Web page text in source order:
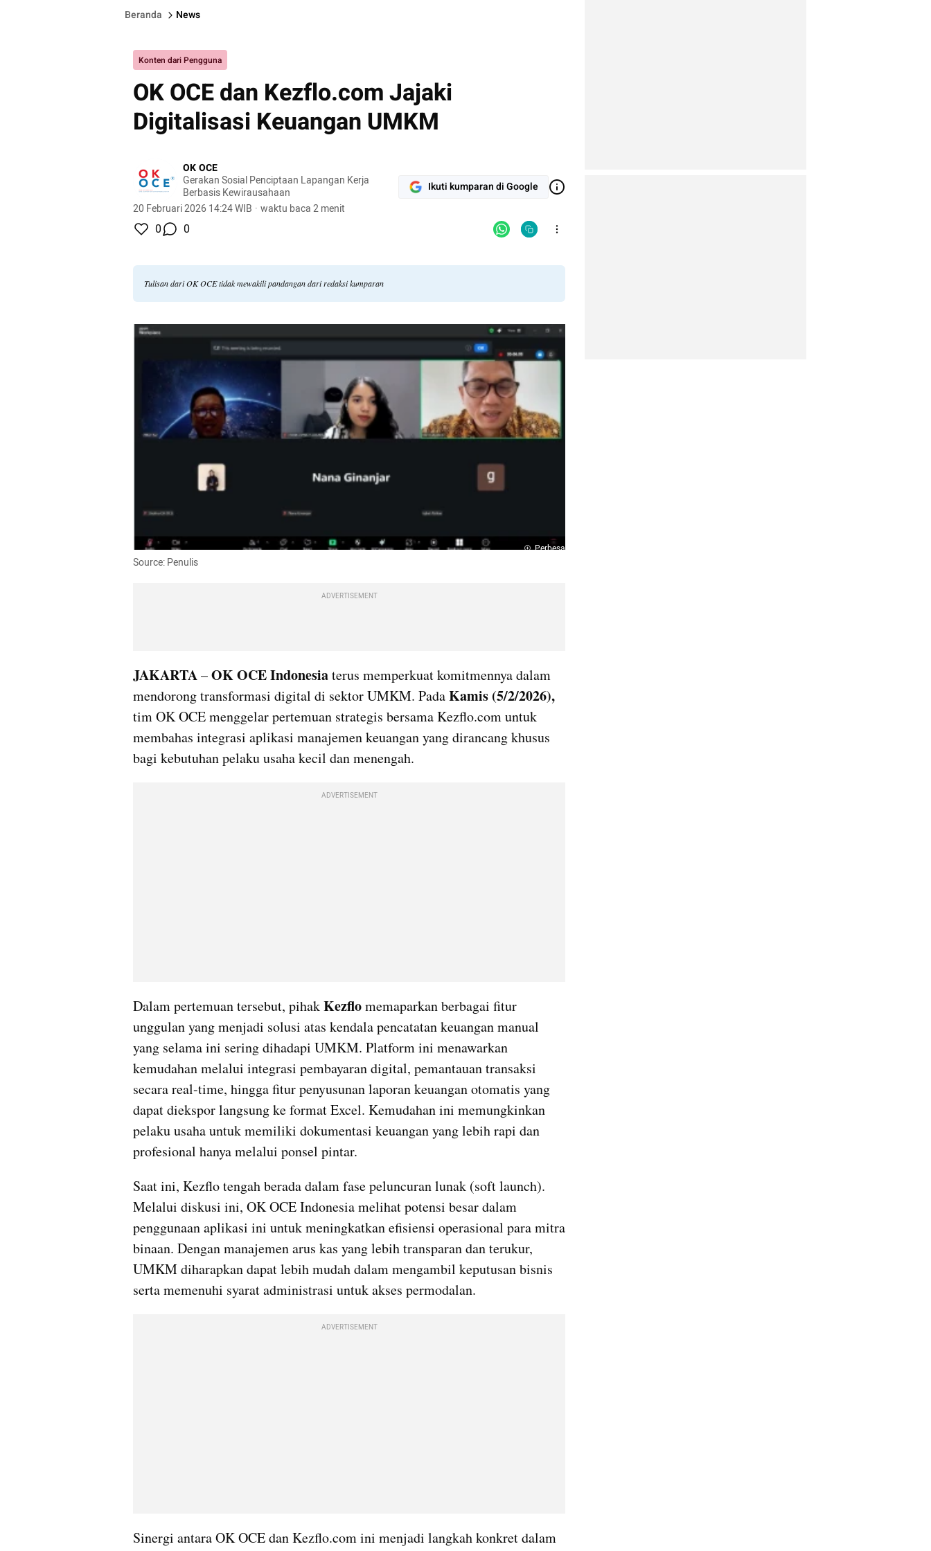
Beranda News
Konten dari Pengguna
OK OCE dan Kezflo.com Jajaki
Digitalisasi Keuangan UMKM
OK OCE
Gerakan Sosial Penciptaan Lapangan Kerja
Berbasis Kewirausahaan
20 Februari 2026 14:24 WIB · waktu baca 2 menit
Ikuti kumparan di Google
0 0
Tulisan dari OK OCE tidak mewakili pandangan dari redaksi kumparan
Perbesar
Source: Penulis
ADVERTISEMENT
JAKARTA – OK OCE Indonesia terus memperkuat komitmennya dalam
mendorong transformasi digital di sektor UMKM. Pada Kamis (5/2/2026),
tim OK OCE menggelar pertemuan strategis bersama Kezflo.com untuk
membahas integrasi aplikasi manajemen keuangan yang dirancang khusus
bagi kebutuhan pelaku usaha kecil dan menengah.
ADVERTISEMENT
​Dalam pertemuan tersebut, pihak Kezflo memaparkan berbagai fitur
unggulan yang menjadi solusi atas kendala pencatatan keuangan manual
yang selama ini sering dihadapi UMKM. Platform ini menawarkan
kemudahan melalui integrasi pembayaran digital, pemantauan transaksi
secara real-time, hingga fitur penyusunan laporan keuangan otomatis yang
dapat diekspor langsung ke format Excel. Kemudahan ini memungkinkan
pelaku usaha untuk memiliki dokumentasi keuangan yang lebih rapi dan
profesional hanya melalui ponsel pintar.
​Saat ini, Kezflo tengah berada dalam fase peluncuran lunak (soft launch).
Melalui diskusi ini, OK OCE Indonesia melihat potensi besar dalam
penggunaan aplikasi ini untuk meningkatkan efisiensi operasional para mitra
binaan. Dengan manajemen arus kas yang lebih transparan dan terukur,
UMKM diharapkan dapat lebih mudah dalam mengambil keputusan bisnis
serta memenuhi syarat administrasi untuk akses permodalan.
ADVERTISEMENT
​Sinergi antara OK OCE dan Kezflo.com ini menjadi langkah konkret dalam